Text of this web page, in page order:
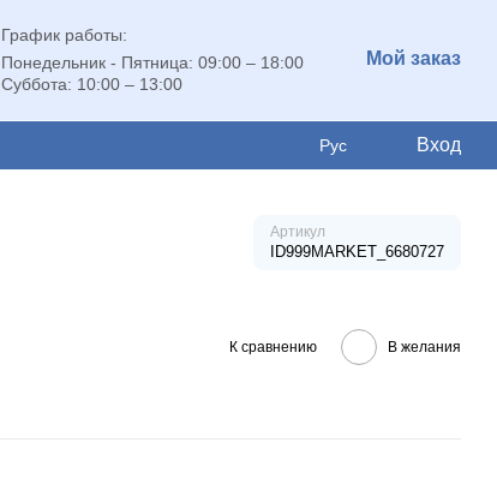
График работы:
Понедельник - Пятница: 09:00 – 18:00
Суббота: 10:00 – 13:00
Мой заказ
Рус Вход
Артикул
ID999MARKET_6680727
К сравнению В желания